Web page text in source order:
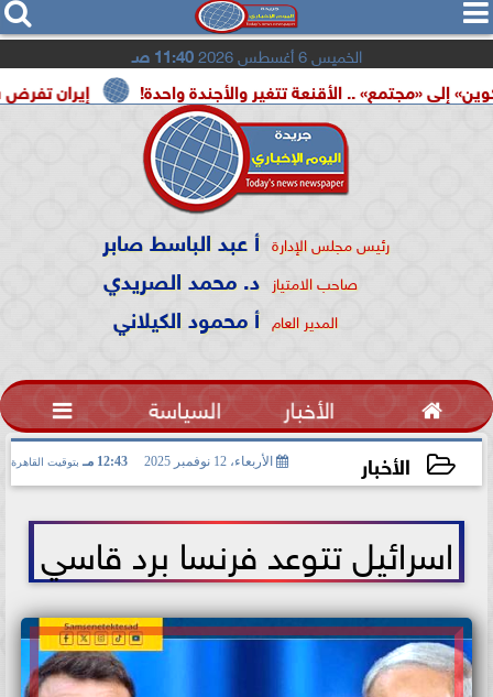
  
الخميس 6 أغسطس 2026 11:40 صـ
إيران تفرض شروطها .. الأقنعة تتغير والأجندة واحدة!
رئيس مجلس الإدارة أ عبد الباسط صابر
صاحب الامتياز د. محمد الصريدي
المدير العام أ محمود الكيلاني
 الأخبار السياسة 
الأخبار الأربعاء، 12 نوفمبر 2025 12:43 مـ بتوقيت القاهرة
اسرائيل تتوعد فرنسا برد قاسي